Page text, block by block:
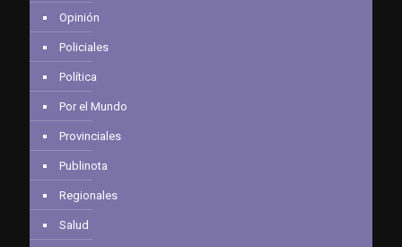
Opinión
Policiales
Política
Por el Mundo
Provinciales
Publinota
Regionales
Salud